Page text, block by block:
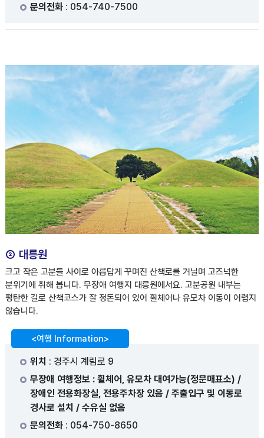
문의전화: 054-740-7500
② 대릉원
크고 작은 고분들 사이로 아릅답게 꾸며진 산책로를 거닐며 고즈넉한
분위기에 취해 봅니다. 무장애 여행지 대릉원에서요. 고분공원 내부는
평탄한 길로 산책코스가 잘 정돈되어 있어 휠체어나 유모차 이동이 어렵지
않습니다.
<여행 Information>
위치 : 경주시 계림로 9
무장애 여행정보 : 휠체어, 유모차 대여가능(정문매표소) /
장애인 전용화장실, 전용주차장 있음 / 주출입구 및 이동로
경사로 설치 / 수유실 없음
문의전화: 054-750-8650